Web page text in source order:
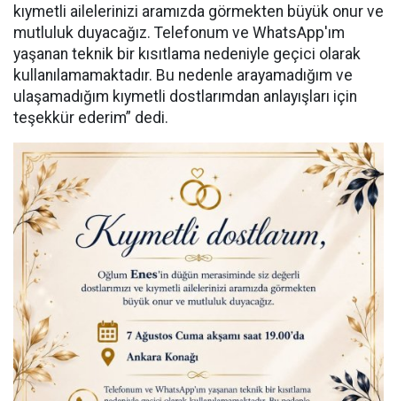
kıymetli ailelerinizi aramızda görmekten büyük onur ve
mutluluk duyacağız. Telefonum ve WhatsApp'ım
yaşanan teknik bir kısıtlama nedeniyle geçici olarak
kullanılamamaktadır. Bu nedenle arayamadığım ve
ulaşamadığım kıymetli dostlarımdan anlayışları için
teşekkür ederim” dedi.